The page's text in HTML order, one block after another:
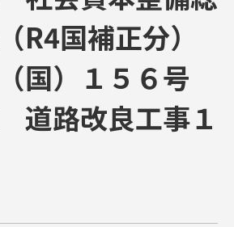
R4国補正分）
（国）１５６号
道路改良工事１